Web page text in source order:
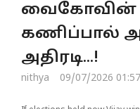
v
a
t
வைகோவின்
கணிப்பால்
அதிரடி...!
nithya 09/07/2026